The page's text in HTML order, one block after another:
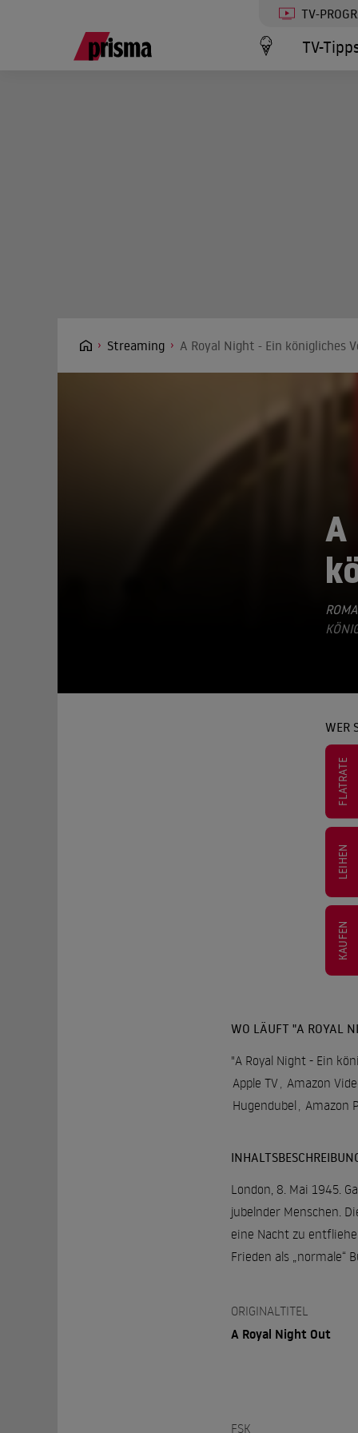
TV-
TV-
Streaming A Royal Night - Ein königliches
A
WER
FLATRATE
LEIHEN
KAUFEN
WO LÄUFT "A ROYAL
"A Royal Night - Ein
Apple TV
Amazon
Hugendubel
Amazon
London, 8. Mai 1945.
jubelnder Menschen.
eine Nacht zu
Frieden als „normale“
ORIGINALTITEL
A Royal Night Out
FSK